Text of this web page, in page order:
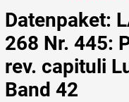
Datenpaket:
268 Nr. 445:
rev. capituli
Band 42